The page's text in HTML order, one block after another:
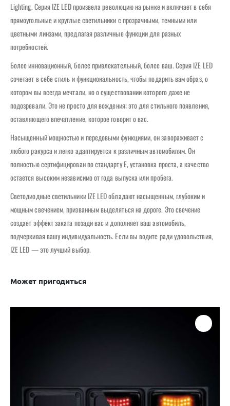
Lighting. Серия IZE LED произвела революцию на рынке и включает в себя
прямоугольные и круглые светильники с прозрачными, темными или
цветными линзами, предлагая различные функции для разных
потребностей.
Более инновационный, более привлекательный, более ваш. Серия IZE LED
сочетает в себе стиль и функциональность, чтобы подарить вам образ, о
котором вы всегда мечтали, но о существовании которого даже не
подозревали. Это не просто для вождения; это для стильного появления,
оставляющего впечатление, которое говорит о вас.
Насыщенный мощностью и передовыми функциями, он завораживает с
любого ракурса и легко адаптируется к различным автомобилям. Он
полностью сертифицирован по стандарту E, установка проста, а качество
остается высоким независимо от года выпуска или пробега.
Светодиодные светильники IZE LED обладают насыщенным, глубоким и
мощным свечением, призванным выделяться на дороге. Это свечение
создает эффект заката позади вас и дополняет ваш автомобиль,
подчеркивая вашу индивидуальность. Если вы водите ради удовольствия,
IZE LED — это лучший выбор.
Может пригодиться